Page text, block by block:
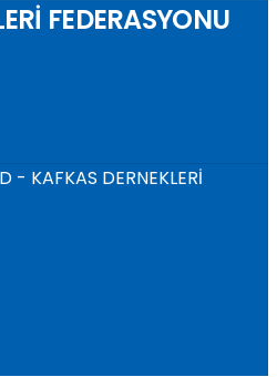
FEDERASYONU
KAFKAS DERNEKLERİ